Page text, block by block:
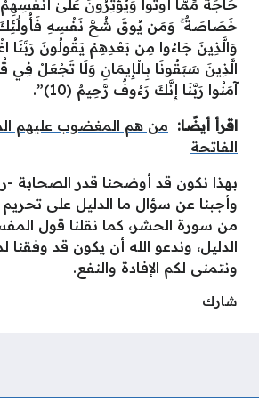
حَاجَةً مِّمَّا أُوتُوا وَيُؤْثِرُونَ عَلَىٰ
وَالَّذِينَ جَاءُوا مِن بَعْدِهِمْ يَقُولُونَ رَبَّنَا
الَّذِينَ سَبَقُونَا بِالْإِيمَانِ وَلَا تَجْعَلْ فِي
آمَنُوا رَبَّنَا إِنَّكَ رَءُوفٌ رَّحِيمٌ (10)”.
اقرأ أيضًا: من هم المغضوب عليهم
الفاتحة
بهذا نكون قد أوضحنا قدر الصحابة -
وأجبنا عن سؤال ما الدليل على
من سورة الحشر، كما نقلنا قول
الدليل، وندعو الله أن يكون قد وفقنا
ونتمنى لكم الإفادة والنفع.
شارك